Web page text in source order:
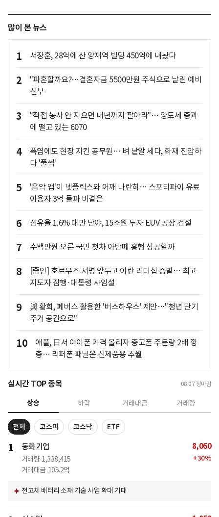
많이 본 뉴스
1 서장훈, 28억에 산 양재역 빌딩 450억에 내놨다
2
"파혼할까요?…결혼자금 5500만원 주식으로 날린 예비
신부
3
"직접 농사 안 지으면 내년까지 팔아라"… 양도세 중과
에 떨고 있는 6070
4
폭염에도 현장 지킨 공무원… 벼 낱알 세다, 화재 진압하
다 '풀썩'
5
'음악 앱'이 넷플릭스와 어깨 나란히… 스포티파이 유료
이용자 3억 돌파 비결은
6 점유율 1.6% 대만 난야, 15조원 투자 EUV 공장 건설
7 수백만원 오른 국민 첫차 아반떼 흥행 성공할까
8
[줌인] 호르무즈 서명 앞두고 이란 리더십 증발… 최고
지도자 잠행·대통령 사임설
9
與 황희, 폐버스 활용한 '버스하우스' 제안…"청년 단기
주거 공간으로"
10
애플, 日서 아이폰 가격 올리자 중고폰 주문량 2배 껑
충… 리퍼폰 패널은 신제품용 추월
실시간 TOP 종목 08.07 장마감
상승 하락 거래대금 거래량
전체 코스피 코스닥 ETF
1 동화기업
거래량 1,338,415
거래대금 105.2억
8,060
+30%
전고체 배터리 소재 기술 사업 확대 기대